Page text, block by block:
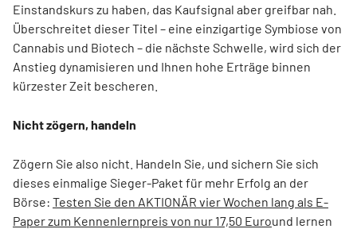
Einstandskurs zu haben, das Kaufsignal aber greifbar nah.
Überschreitet dieser Titel – eine einzigartige Symbiose von
Cannabis und Biotech – die nächste Schwelle, wird sich der
Anstieg dynamisieren und Ihnen hohe Erträge binnen
kürzester Zeit bescheren.
Nicht zögern, handeln
Zögern Sie also nicht. Handeln Sie, und sichern Sie sich
dieses einmalige Sieger-Paket für mehr Erfolg an der
Börse: Testen Sie den AKTIONÄR vier Wochen lang als E-
Paper zum Kennenlernpreis von nur 17,50 Euround lernen